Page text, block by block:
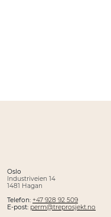
Oslo
Industriveien 14
1481 Hagan
Telefon: +47 928 92 509
E-post: perm@treprosjekt.no